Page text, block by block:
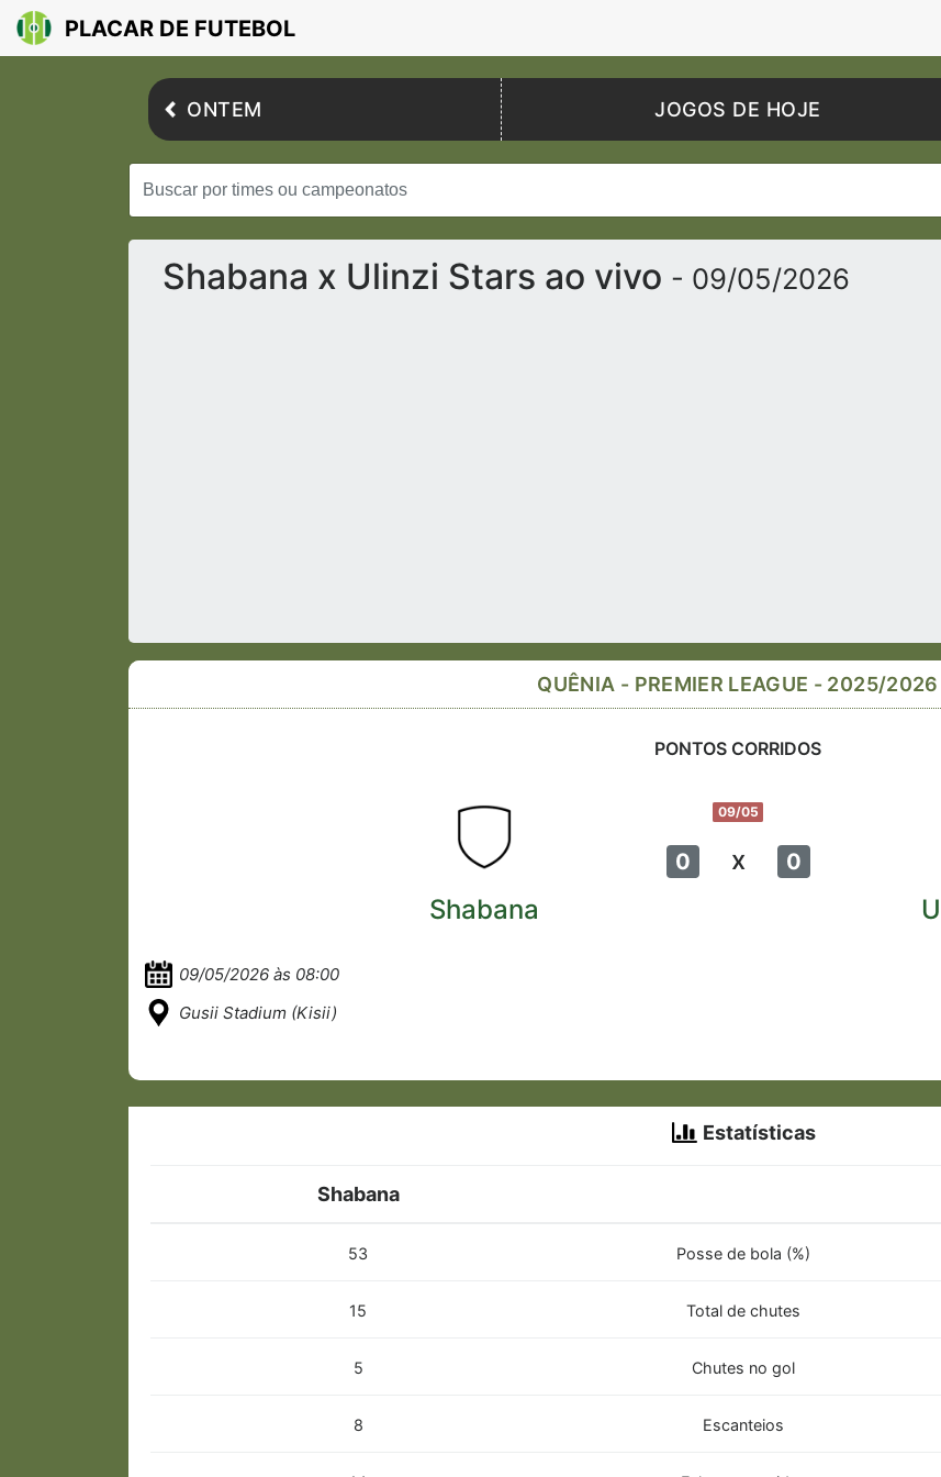
PLACAR DE FUTEBOL
ONTEM JOGOS DE HOJE
Shabana x Ulinzi Stars ao vivo - 09/05/2026
QUÊNIA - PREMIER LEAGUE - 2025/2026
PONTOS CORRIDOS
09/05
0 x 0
Shabana
09/05/2026 às 08:00
Gusii Stadium (Kisii)
Estatísticas
Shabana
53 Posse de bola (%)
15 Total de chutes
5 Chutes no gol
8 Escanteios